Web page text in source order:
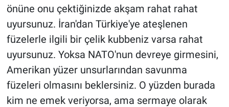
önüne onu çektiğinizde akşam rahat rahat
uyursunuz. İran'dan Türkiye'ye ateşlenen
füzelerle ilgili bir çelik kubbeniz varsa rahat
uyursunuz. Yoksa NATO'nun devreye girmesini,
Amerikan yüzer unsurlarından savunma
füzeleri olmasını beklersiniz. O yüzden burada
kim ne emek veriyorsa, ama sermaye olarak